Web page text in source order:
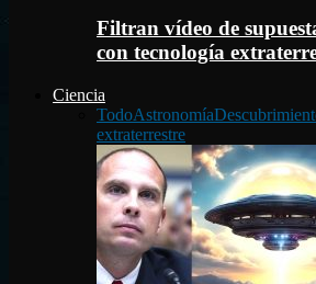
Filtran vídeo de
con tecnología
Ciencia
TodoAstronomía
extraterrestre